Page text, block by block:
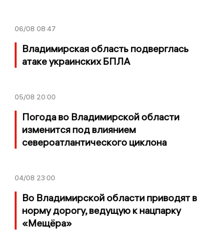
06/08 08:47
Владимирская область подверглась
атаке украинских БПЛА
05/08 20:00
Погода во Владимирской области
изменится под влиянием
североатлантического циклона
04/08 23:00
Во Владимирской области приводят в
норму дорогу, ведущую к нацпарку
«Мещёра»